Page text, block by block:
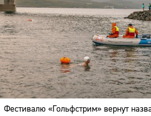
Фестивалю «Гольфстрим» вернут